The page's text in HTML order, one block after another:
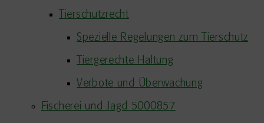
Tierschutzrecht
Spezielle Regelungen zum Tierschutz
Tiergerechte Haltung
Verbote und Überwachung
Fischerei und Jagd 5000857